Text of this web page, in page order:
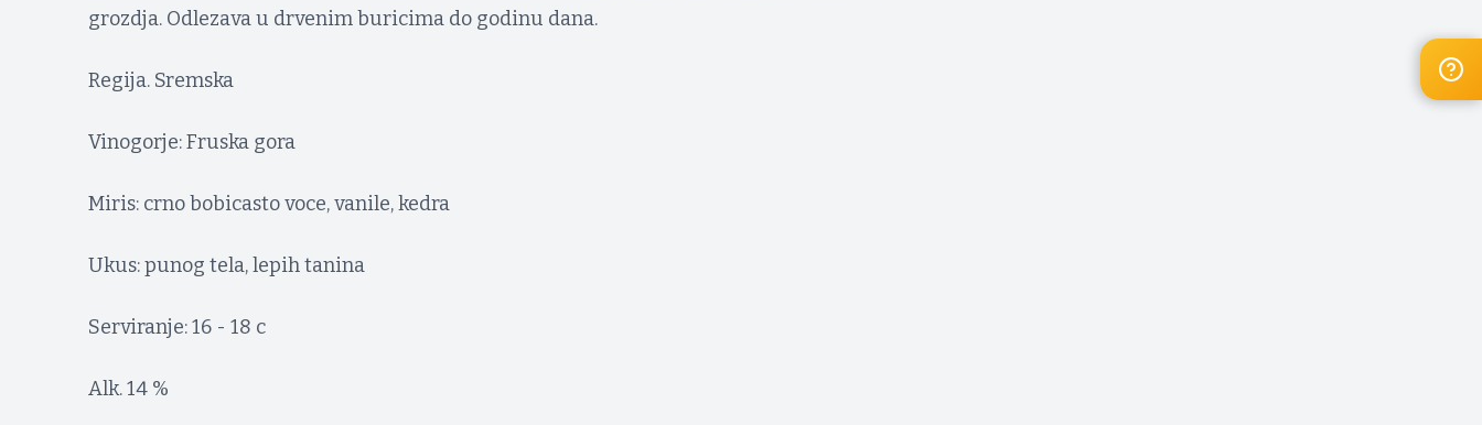
grozdja. Odlezava u drvenim buricima do godinu dana.
Regija. Sremska
Vinogorje: Fruska gora
Miris: crno bobicasto voce, vanile, kedra
Ukus: punog tela, lepih tanina
Serviranje: 16 - 18 c
Alk. 14 %